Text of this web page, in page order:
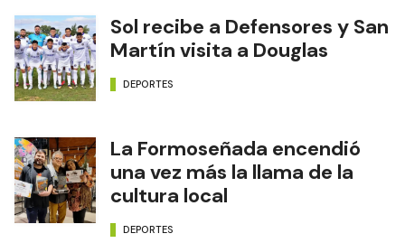
Sol recibe a Defensores y San
Martín visita a Douglas
DEPORTES
La Formoseñada encendió
una vez más la llama de la
cultura local
DEPORTES